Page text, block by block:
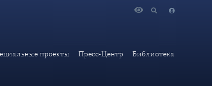
проекты Пресс-Центр Библиотека